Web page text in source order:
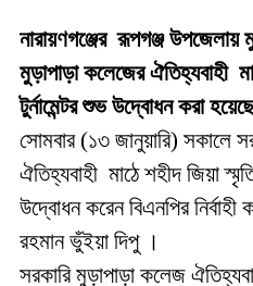
নারায়ণগঞ্জের রূপগঞ্জ উপজেলায়
মুড়াপাড়া কলেজের ঐতিহ্যবাহী
টুর্নামেন্টর শুভ উদ্বোধন করা
সোমবার (১৩ জানুয়ারি) সকালে
ঐতিহ্যবাহী মাঠে শহীদ জিয়া
উদ্বোধন করেন বিএনপির
রহমান ভুঁইয়া দিপু ।
সরকারি মুড়াপাড়া কলেজ